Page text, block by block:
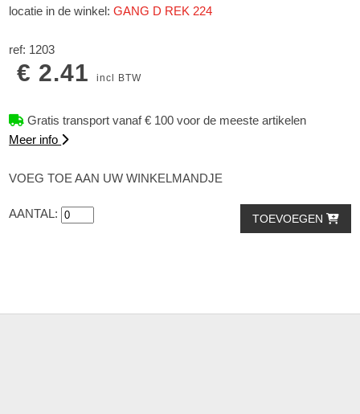
locatie in de winkel:GANG D REK 224
ref: 1203
€ 2.41incl BTW
Gratis transport vanaf € 100 voor de meeste artikelen
Meer info
VOEG TOE AAN UW WINKELMANDJE
AANTAL: TOEVOEGEN